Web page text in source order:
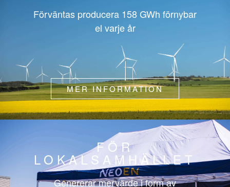
Förväntas producera 158 GWh förnybar
el varje år
MER INFORMATION
FÖR
LOKALSAMHÄLLET
Genererar mervärde i form av